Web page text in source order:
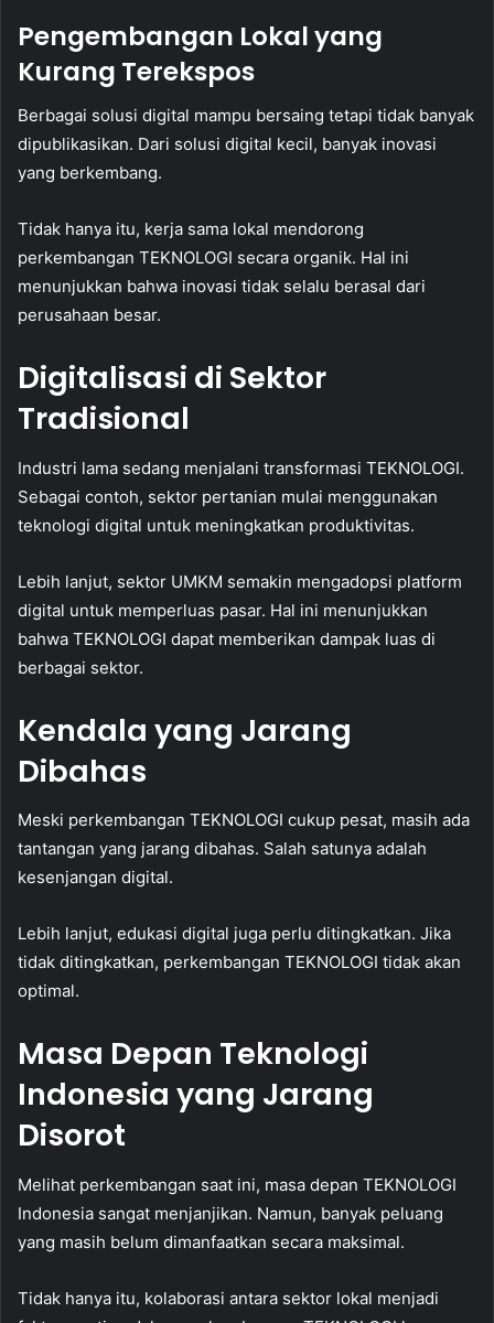
Pengembangan Lokal yang
Kurang Terekspos
Berbagai solusi digital mampu bersaing tetapi tidak banyak
dipublikasikan. Dari solusi digital kecil, banyak inovasi
yang berkembang.
Tidak hanya itu, kerja sama lokal mendorong
perkembangan TEKNOLOGI secara organik. Hal ini
menunjukkan bahwa inovasi tidak selalu berasal dari
perusahaan besar.
Digitalisasi di Sektor
Tradisional
Industri lama sedang menjalani transformasi TEKNOLOGI.
Sebagai contoh, sektor pertanian mulai menggunakan
teknologi digital untuk meningkatkan produktivitas.
Lebih lanjut, sektor UMKM semakin mengadopsi platform
digital untuk memperluas pasar. Hal ini menunjukkan
bahwa TEKNOLOGI dapat memberikan dampak luas di
berbagai sektor.
Kendala yang Jarang
Dibahas
Meski perkembangan TEKNOLOGI cukup pesat, masih ada
tantangan yang jarang dibahas. Salah satunya adalah
kesenjangan digital.
Lebih lanjut, edukasi digital juga perlu ditingkatkan. Jika
tidak ditingkatkan, perkembangan TEKNOLOGI tidak akan
optimal.
Masa Depan Teknologi
Indonesia yang Jarang
Disorot
Melihat perkembangan saat ini, masa depan TEKNOLOGI
Indonesia sangat menjanjikan. Namun, banyak peluang
yang masih belum dimanfaatkan secara maksimal.
Tidak hanya itu, kolaborasi antara sektor lokal menjadi